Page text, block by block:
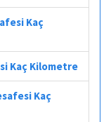
Kaç
Kaç Kilometre
Kaç